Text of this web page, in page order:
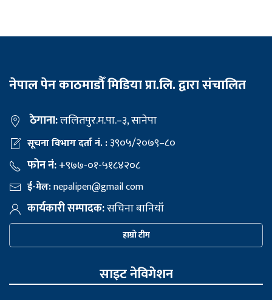
नेपाल पेन काठमाडौँ मिडिया प्रा.लि. द्वारा संचालित
ठेगाना:ललितपुर.म.पा.–३, सानेपा
सूचना विभाग दर्ता नं. :३९०५/२०७९–८०
फोन नं:+९७७-०१-५१८४२०८
ई-मेल:nepalipen@gmail com
कार्यकारी सम्पादक:सचिना बानियाँ
हाम्रो टीम
साइट नेविगेशन